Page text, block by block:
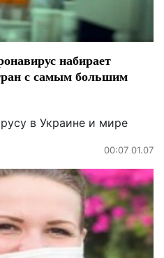
набирает
с самым большим
в Украине и мире
00:07 01.07